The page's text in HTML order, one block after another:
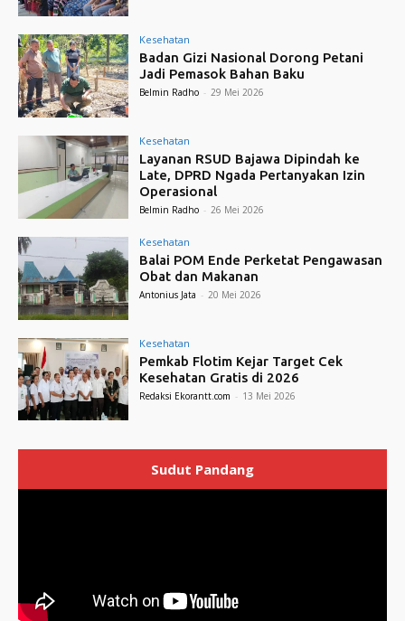
Kesehatan
Badan Gizi Nasional Dorong Petani
Jadi Pemasok Bahan Baku
Belmin Radho - 29 Mei 2026
Kesehatan
Layanan RSUD Bajawa Dipindah ke
Late, DPRD Ngada Pertanyakan Izin
Operasional
Belmin Radho - 26 Mei 2026
Kesehatan
Balai POM Ende Perketat Pengawasan
Obat dan Makanan
Antonius Jata - 20 Mei 2026
Kesehatan
Pemkab Flotim Kejar Target Cek
Kesehatan Gratis di 2026
Redaksi Ekorantt.com - 13 Mei 2026
Sudut Pandang